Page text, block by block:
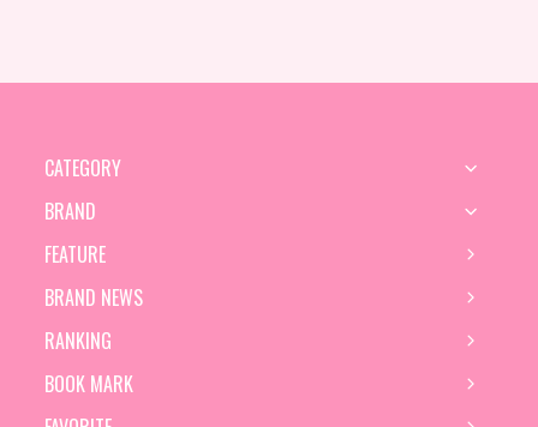
CATEGORY
BRAND
FEATURE
BRAND NEWS
RANKING
BOOK MARK